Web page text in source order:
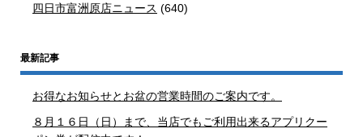
四日市富洲原店ニュース (640)
最新記事
お得なお知らせとお盆の営業時間のご案内です。
８月１６日（日）まで、当店でもご利用出来るアプリクー